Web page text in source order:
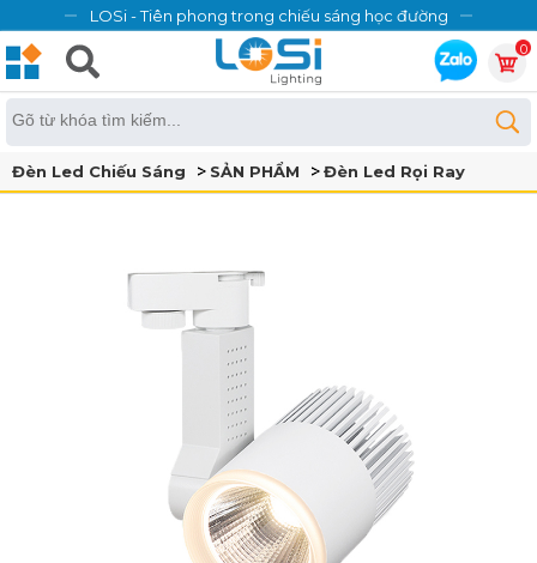
LOSi - Tiên phong trong chiếu sáng học đường
0
Đèn Led Chiếu Sáng SẢN PHẨM Đèn Led Rọi Ray